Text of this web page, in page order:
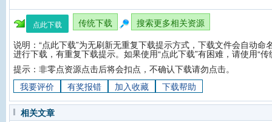
点此下载 传统下载
搜索更多相关资源
说明：“点此下载”为无刷新无重复下载提示方式，下载文件会自动命
进行下载，有重复下载提示。如果使用“点此下载”有困难，请使用“传
提示：非零点资源点击后将会扣点，不确认下载请勿点击。
我要评价
有奖报错 加入收藏 下载帮助
相关文章